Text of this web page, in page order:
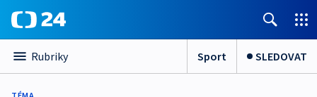
Rubriky Sport SLEDOVAT